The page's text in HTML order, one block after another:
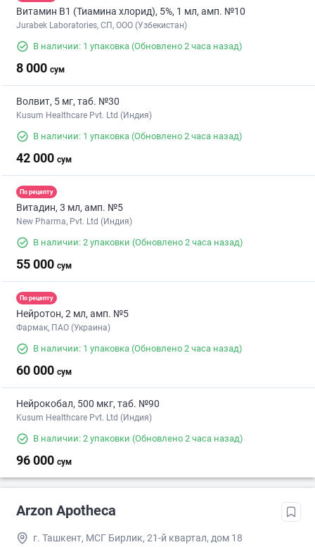
Витамин B1 (Тиамина хлорид), 5%, 1 мл, амп. №10
Jurabek Laboratories, СП, ООО (Узбекистан)
В наличии: 1 упаковка (Обновлено 2 часа назад)
8 000 сум
Волвит, 5 мг, таб. №30
Kusum Healthcare Pvt. Ltd (Индия)
В наличии: 1 упаковка (Обновлено 2 часа назад)
42 000 сум
По рецепту
Витадин, 3 мл, амп. №5
New Pharma, Pvt. Ltd (Индия)
В наличии: 2 упаковки (Обновлено 2 часа назад)
55 000 сум
По рецепту
Нейротон, 2 мл, амп. №5
Фармак, ПАО (Украина)
В наличии: 1 упаковка (Обновлено 2 часа назад)
60 000 сум
Нейрокобал, 500 мкг, таб. №90
Kusum Healthcare Pvt. Ltd (Индия)
В наличии: 2 упаковки (Обновлено 2 часа назад)
96 000 сум
Arzon Apotheca
г. Ташкент, МСГ Бирлик, 21-й квартал, дом 18